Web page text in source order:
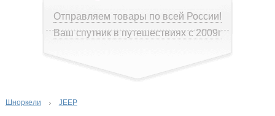
Отправляем товары по всей России!
Ваш спутник в путешествиях с 2009г
Шноркели JEEP